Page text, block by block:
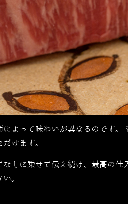
よって味わいが異なるのです。
けます。
しに乗せて伝え続け、最高の仕
。